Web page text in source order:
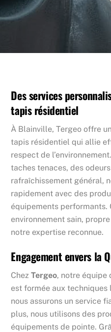
Des services
tapis résidentiel
À Blainville, Tergeo offre
tapis résidentiel qui allie
respect de
taches tenaces, des
rafraîchissement général,
rapidement avec des
équipements performants.
environnement sain,
notre expertise reconnue.
Engagement envers la
ChezTergeo, notre équipe
est formée aux techniques
nous assurons un service
plus, nous utilisons des
équipements de pointe.